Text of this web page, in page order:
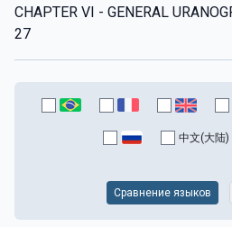
CHAPTER VI - GENERAL
27
中文(大陆)
Сравнение языков